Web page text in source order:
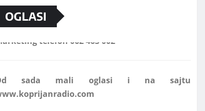
OGLASI
Marketing telefon 062 463 002